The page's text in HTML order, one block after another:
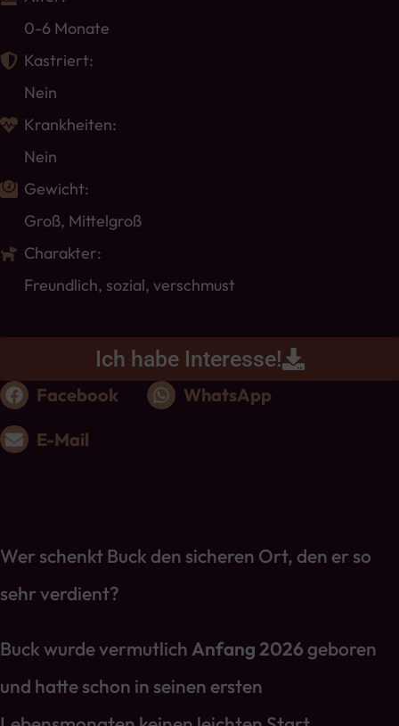
0-6 Monate
Kastriert:
Nein
Krankheiten:
Nein
Gewicht:
Groß, Mittelgroß
Charakter:
Freundlich, sozial, verschmust
Ich habe Interesse!
Facebook
WhatsApp
E-Mail
Wer schenkt Buck den sicheren Ort, den er so
sehr verdient?
Buck wurde vermutlich Anfang 2026geboren
und hatte schon in seinen ersten